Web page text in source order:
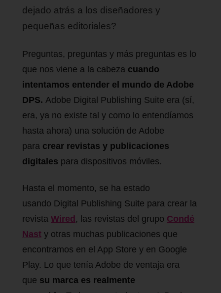
dejado atrás a los diseñadores y
pequeñas editoriales?
Preguntas, preguntas y más preguntas es lo
que nos viene a la cabeza cuando
intentamos entender el mundo de Adobe
DPS. Adobe Digital Publishing Suite era (sí,
era, ya no existe tal y como lo entendíamos
hasta ahora) una solución de Adobe
para crear revistas y publicaciones
digitales para dispositivos móviles.
Hasta el momento, se ha estado
usando Digital Publishing Suite para crear la
revista Wired, las revistas del grupo Condé
Nast y otras muchas publicaciones que
encontramos en el App Store y en Google
Play. Lo que tenía Adobe de ventaja era
que su marca es realmente